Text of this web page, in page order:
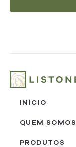
INÍCIO
QUEM SOMOS
PRODUTOS